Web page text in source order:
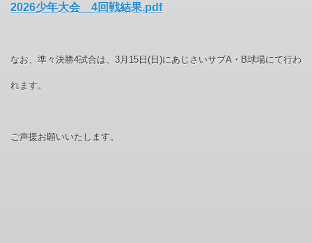
2026少年大会 4回戦結果.pdf
なお、準々決勝4試合は、3月15日(日)にあじさいサブA・B球場にて行わ
れます。
ご声援お願いいたします。